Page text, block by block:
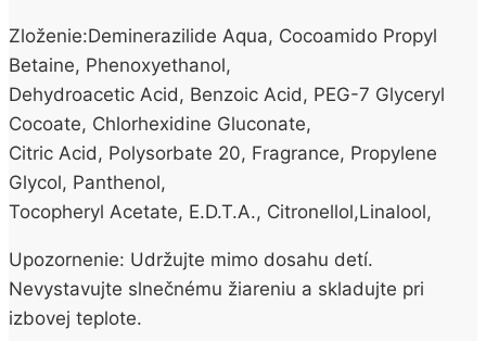
Zloženie:Deminerazilide Aqua, Cocoamido Propyl
Betaine, Phenoxyethanol,
Dehydroacetic Acid, Benzoic Acid, PEG-7 Glyceryl
Cocoate, Chlorhexidine Gluconate,
Citric Acid, Polysorbate 20, Fragrance, Propylene
Glycol, Panthenol,
Tocopheryl Acetate, E.D.T.A., Citronellol,Linalool,
Upozornenie: Udržujte mimo dosahu detí.
Nevystavujte slnečnému žiareniu a skladujte pri
izbovej teplote.